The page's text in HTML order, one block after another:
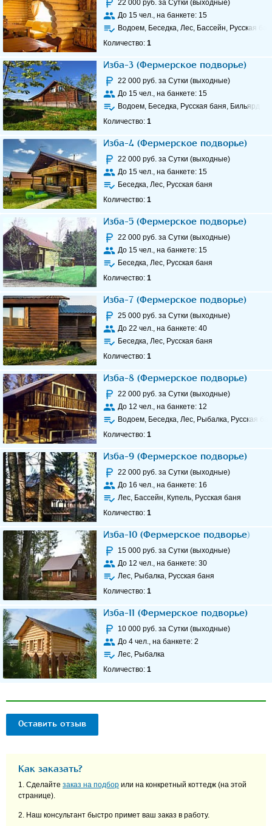
22 000 руб. за Сутки (выходные)
До 15 чел., на банкете: 15
Водоем, Беседка, Лес, Бассейн, Русская
Количество: 1
Изба-3 (Фермерское подворье)
22 000 руб. за Сутки (выходные)
До 15 чел., на банкете: 15
Водоем, Беседка, Русская баня, Бильярд
Количество: 1
Изба-4 (Фермерское подворье)
22 000 руб. за Сутки (выходные)
До 15 чел., на банкете: 15
Беседка, Лес, Русская баня
Количество: 1
Изба-5 (Фермерское подворье)
22 000 руб. за Сутки (выходные)
До 15 чел., на банкете: 15
Беседка, Лес, Русская баня
Количество: 1
Изба-7 (Фермерское подворье)
25 000 руб. за Сутки (выходные)
До 22 чел., на банкете: 40
Беседка, Лес, Русская баня
Количество: 1
Изба-8 (Фермерское подворье)
22 000 руб. за Сутки (выходные)
До 12 чел., на банкете: 12
Водоем, Беседка, Лес, Рыбалка, Русская
Количество: 1
Изба-9 (Фермерское подворье)
22 000 руб. за Сутки (выходные)
До 16 чел., на банкете: 16
Лес, Бассейн, Купель, Русская баня
Количество: 1
Изба-10 (Фермерское подворье)
15 000 руб. за Сутки (выходные)
До 12 чел., на банкете: 30
Лес, Рыбалка, Русская баня
Количество: 1
Изба-11 (Фермерское подворье)
10 000 руб. за Сутки (выходные)
До 4 чел., на банкете: 2
Лес, Рыбалка
Количество: 1
Оставить отзыв
Как заказать?
1. Сделайте заказ на подбор или на конкретный коттедж (на этой
странице).
2. Наш консультант быстро примет ваш заказ в работу.